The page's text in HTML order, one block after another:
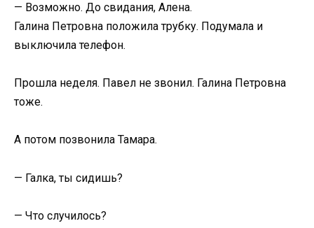
— Возможно. До свидания, Алена.
Галина Петровна положила трубку. Подумала и
выключила телефон.
Прошла неделя. Павел не звонил. Галина Петровна
тоже.
А потом позвонила Тамара.
— Галка, ты сидишь?
— Что случилось?